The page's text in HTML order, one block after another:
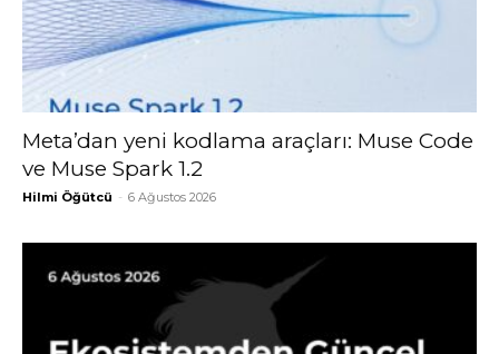
Meta’dan yeni kodlama araçları: Muse Code
ve Muse Spark 1.2
Hilmi Öğütcü - 6 Ağustos 2026